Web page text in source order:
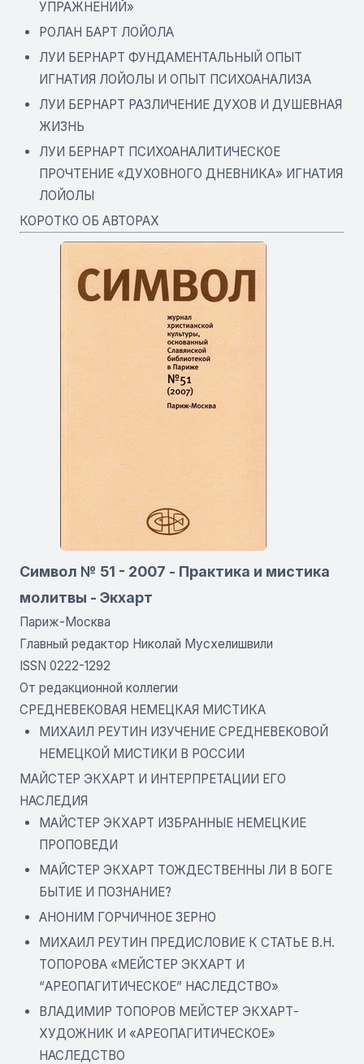
УПРАЖНЕНИЙ»
РОЛАН БАРТ ЛОЙОЛА
ЛУИ БЕРНАРТ ФУНДАМЕНТАЛЬНЫЙ ОПЫТ
ИГНАТИЯ ЛОЙОЛЫ И ОПЫТ ПСИХОАНАЛИЗА
ЛУИ БЕРНАРТ РАЗЛИЧЕНИЕ ДУХОВ И ДУШЕВНАЯ
ЖИЗНЬ
ЛУИ БЕРНАРТ ПСИХОАНАЛИТИЧЕСКОЕ
ПРОЧТЕНИЕ «ДУХОВНОГО ДНЕВНИКА» ИГНАТИЯ
ЛОЙОЛЫ
КОРОТКО ОБ АВТОРАХ
Символ № 51 - 2007 - Практика и мистика
молитвы - Экхарт
Париж-Москва
Главный редактор Николай Мусхелишвили
ISSN 0222-1292
От редакционной коллегии
СРЕДНЕВЕКОВАЯ НЕМЕЦКАЯ МИСТИКА
МИХАИЛ РЕУТИН ИЗУЧЕНИЕ СРЕДНЕВЕКОВОЙ
НЕМЕЦКОЙ МИСТИКИ В РОССИИ
МАЙСТЕР ЭКХАРТ И ИНТЕРПРЕТАЦИИ ЕГО
НАСЛЕДИЯ
МАЙСТЕР ЭКХАРТ ИЗБРАННЫЕ НЕМЕЦКИЕ
ПРОПОВЕДИ
МАЙСТЕР ЭКХАРТ ТОЖДЕСТВЕННЫ ЛИ В БОГЕ
БЫТИЕ И ПОЗНАНИЕ?
АНОНИМ ГОРЧИЧНОЕ ЗЕРНО
МИХАИЛ РЕУТИН ПРЕДИСЛОВИЕ К СТАТЬЕ В.Н.
ТОПОРОВА «МЕЙСТЕР ЭКХАРТ И
“АРЕОПАГИТИЧЕСКОЕ” НАСЛЕДСТВО»
ВЛАДИМИР ТОПОРОВ МЕЙСТЕР ЭКХАРТ-
ХУДОЖНИК И «АРЕОПАГИТИЧЕСКОЕ»
НАСЛЕДСТВО